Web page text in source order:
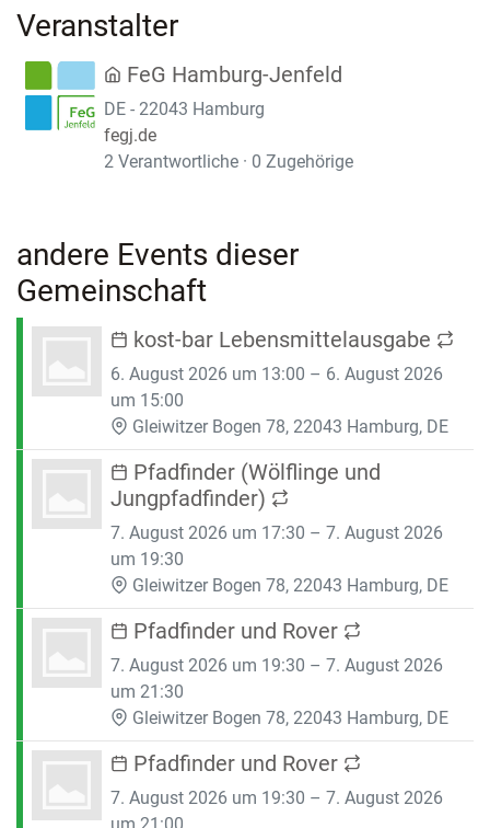
Veranstalter
FeG Hamburg-Jenfeld
DE - 22043 Hamburg
fegj.de
2 Verantwortliche · 0 Zugehörige
andere Events dieser
Gemeinschaft
kost-bar Lebensmittelausgabe
6. August 2026 um 13:00 – 6. August 2026
um 15:00
Gleiwitzer Bogen 78, 22043 Hamburg, DE
Pfadfinder (Wölflinge und
Jungpfadfinder)
7. August 2026 um 17:30 – 7. August 2026
um 19:30
Gleiwitzer Bogen 78, 22043 Hamburg, DE
Pfadfinder und Rover
7. August 2026 um 19:30 – 7. August 2026
um 21:30
Gleiwitzer Bogen 78, 22043 Hamburg, DE
Pfadfinder und Rover
7. August 2026 um 19:30 – 7. August 2026